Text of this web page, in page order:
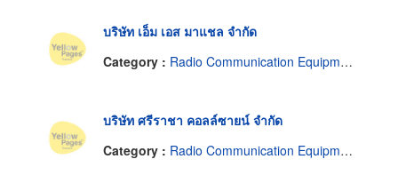
บริษัท เอ็ม เอส มาแชล จำกัด
Category : Radio Communication Equipment & Systems
บริษัท ศรีราชา คอลล์ซายน์ จำกัด
Category : Radio Communication Equipment & Systems